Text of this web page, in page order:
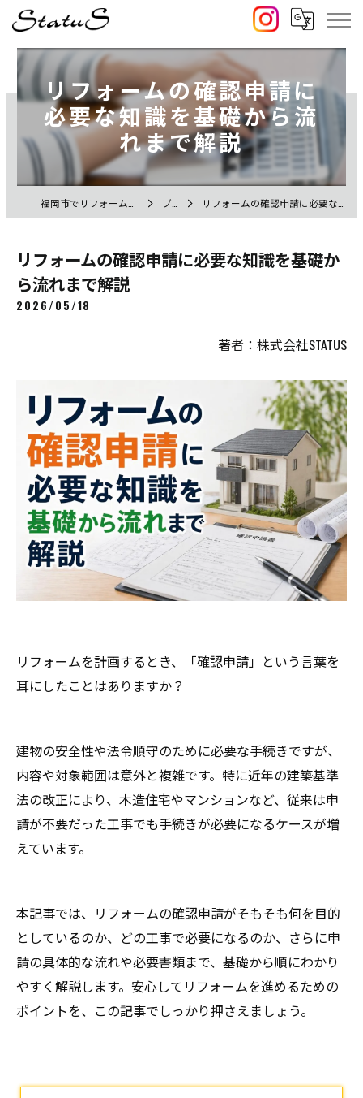
リフォームの確認申請に
必要な知識を基礎から流
れまで解説
ブログ リフォームの確認申請に必要な知識を基礎から流れまで解説
リフォームの確認申請に必要な知識を基礎か
ら流れまで解説
2026/05/18
著者：株式会社STATUS
リフォームを計画するとき、「確認申請」という言葉を
耳にしたことはありますか？
建物の安全性や法令順守のために必要な手続きですが、
内容や対象範囲は意外と複雑です。特に近年の建築基準
法の改正により、木造住宅やマンションなど、従来は申
請が不要だった工事でも手続きが必要になるケースが増
えています。
本記事では、リフォームの確認申請がそもそも何を目的
としているのか、どの工事で必要になるのか、さらに申
請の具体的な流れや必要書類まで、基礎から順にわかり
やすく解説します。安心してリフォームを進めるための
ポイントを、この記事でしっかり押さえましょう。